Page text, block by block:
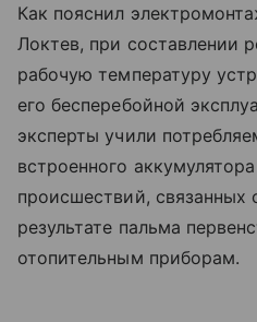
Как пояснил
Локтев, при составлении
рабочую температуру
его бесперебойной
эксперты учили
встроенного
происшествий, связанных
результате пальма
отопительным приборам.